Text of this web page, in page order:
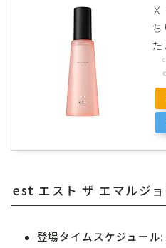
est エスト ザ エマルジ
登場タイムスケジュール